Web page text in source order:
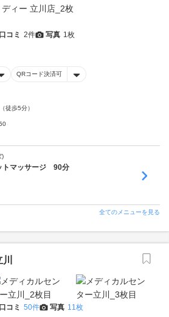
口コミ 2件 写真 1枚
QRコード決済可
徒歩5分）
)
トマッサージ 90分
全てのメニューを見る
口コミ 50件 写真 11枚